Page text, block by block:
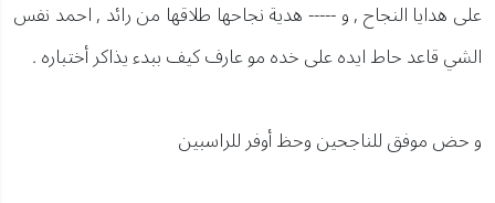
على هدايا النجاح , و ----- هدية نجاحها طلاقها من رائد , احمد نفس
الشي قاعد حاط ايده على خده مو عارف كيف ببدء يذاكر أختباره .
و حض موفق للناجحين وحظ أوفر للراسبين